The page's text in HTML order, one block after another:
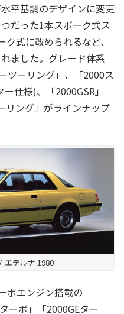
平基調のデザインに変更
だった1本スポーク式ス
式に改められるなど、
ました。グレード体系
ツーリング」、「2000ス
仕様)、「2000GSR」
リング」がラインナップ
エテルナ 1980
ボエンジン搭載の
ーボ」「2000GEター